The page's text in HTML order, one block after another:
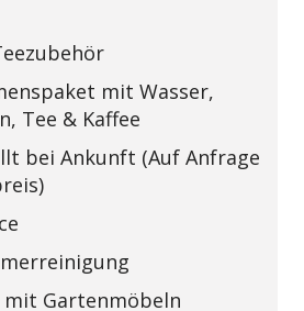
mit Wasser,
Tee & Kaffee
bei Ankunft (Auf Anfrage
Gartenmöbeln